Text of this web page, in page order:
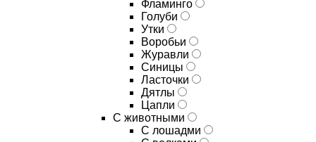
Фламинго
Голуби
Утки
Воробьи
Журавли
Синицы
Ласточки
Дятлы
Цапли
С животными
С лошадми